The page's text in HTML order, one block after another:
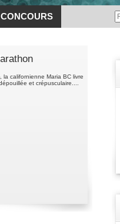
CONCOURS
la californienne Maria BC livre
et crépusculaire....